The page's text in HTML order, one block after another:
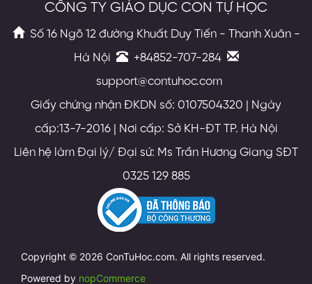
CÔNG TY GIÁO DỤC CON TỰ HỌC
Số 16 Ngõ 12 đường Khuất Duy Tiến - Thanh Xuân -
Hà Nội
+84852-707-284
support@contuhoc.com
Giấy chứng nhận ĐKDN số: 0107504320 | Ngày
cấp:13-7-2016 | Nơi cấp: Sở KH-ĐT TP. Hà Nội
Liên hệ làm Đại lý/ Đại sứ: Ms Trần Hương Giang SĐT
0325 129 885
Copyright © 2026 ConTuHoc.com. All rights reserved.
Powered by nopCommerce